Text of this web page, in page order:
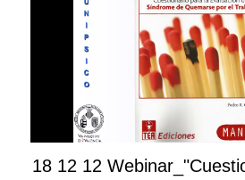
18 12 12